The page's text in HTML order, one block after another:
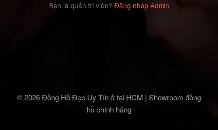
Bạn là quản trị viên? Đăng nhập Admin
© 2026 Đồng Hồ Đẹp Uy Tín ở tại HCM | Showroom đồng
hồ chính hãng‎